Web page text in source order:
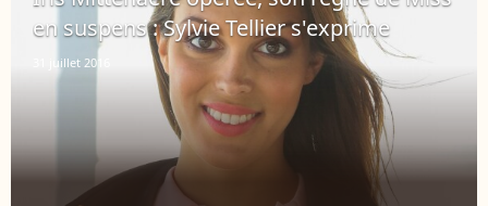
en suspens : Sylvie Tellier s'exprime
31 juillet 2016